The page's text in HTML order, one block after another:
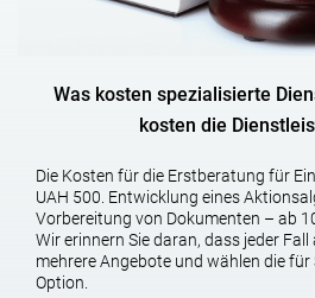
Minzarpayments durch das Gesetz (in
eingeführte Zahlung für die Erteilung
Wie nicht zu zahlen 10 Minuten
Geheimnisse stehen unseren Kunden
Zu den wichtigsten Veränderungen in
Ausländern gehört folgendes: Ab 2017
Ausländer im Personal von
einzustellen. Legalisierte die Möglichkeit,
Was kosten spezialisierte
kosten die
Die Kosten für die Erstberatung für
UAH 500. Entwicklung eines
Vorbereitung von Dokumenten – ab
Wir erinnern Sie daran, dass jeder
mehrere Angebote und wählen die für
Option.